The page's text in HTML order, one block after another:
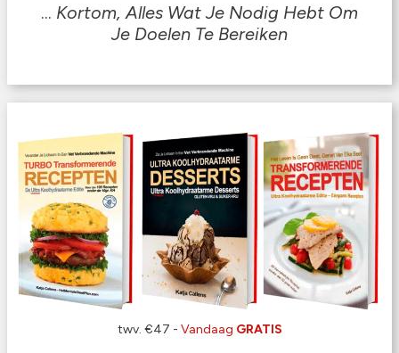
... Kortom, Alles Wat Je Nodig Hebt Om
Je Doelen Te Bereiken
twv. €47 - Vandaag GRATIS